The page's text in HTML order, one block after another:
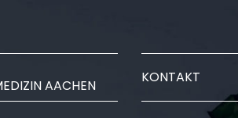
AACHEN
KONTAKT